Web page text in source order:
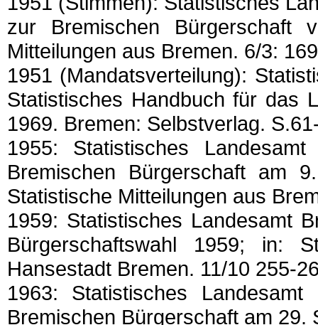
zur Bremischen Bürgerschaft
Mitteilungen aus Bremen. 6/3:
1951 (Mandatsverteilung):
Statistisches Handbuch für das
1969. Bremen: Selbstverlag.
1955: Statistisches
Bremischen Bürgerschaft am
Statistische Mitteilungen aus
1959: Statistisches Landesamt
Bürgerschaftswahl 1959; in:
Hansestadt Bremen. 11/10 255-
1963: Statistisches
Bremischen Bürgerschaft am